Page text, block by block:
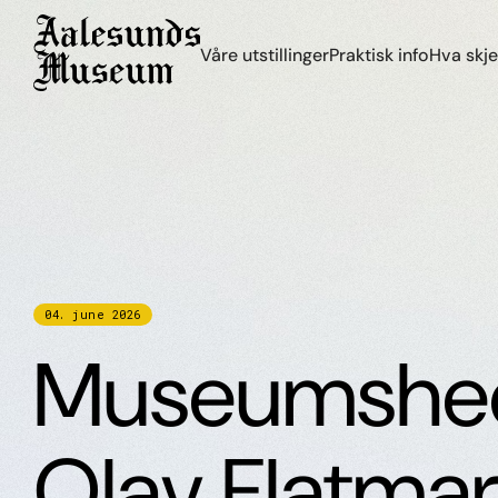
Våre utstillingerPraktisk infoHva
04. june 2026